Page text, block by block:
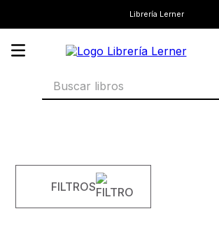
Librería Lerner
Buscar libros
FILTROS